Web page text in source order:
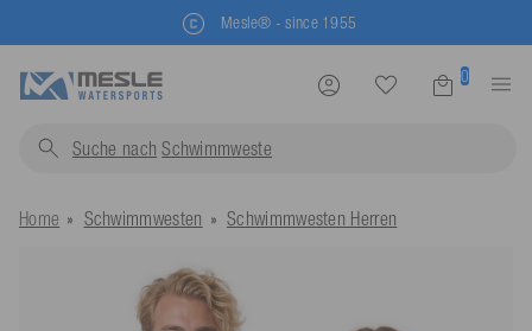
Kostenlose Rücksendung
0
Suche nach Schwimmwest
Home Schwimmwesten Schwimmwesten Herren